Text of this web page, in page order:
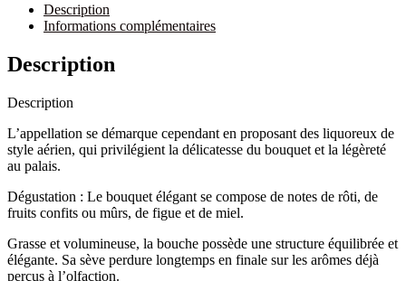
Description
Informations complémentaires
Description
Description
L’appellation se démarque cependant en proposant des liquoreux de
style aérien, qui privilégient la délicatesse du bouquet et la légèreté
au palais.
Dégustation : Le bouquet élégant se compose de notes de rôti, de
fruits confits ou mûrs, de figue et de miel.
Grasse et volumineuse, la bouche possède une structure équilibrée et
élégante. Sa sève perdure longtemps en finale sur les arômes déjà
perçus à l’olfaction.